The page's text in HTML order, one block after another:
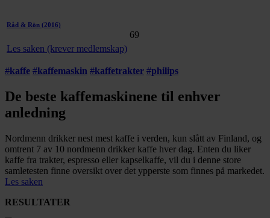
Råd & Rön (2016)
Les saken (krever medlemskap)
69
#kaffe #kaffemaskin #kaffetrakter #philips
De beste kaffemaskinene til enhver
anledning
Nordmenn drikker nest mest kaffe i verden, kun slått av Finland, og
omtrent 7 av 10 nordmenn drikker kaffe hver dag. Enten du liker
kaffe fra trakter, espresso eller kapselkaffe, vil du i denne store
samletesten finne oversikt over det ypperste som finnes på markedet.
Les saken
RESULTATER